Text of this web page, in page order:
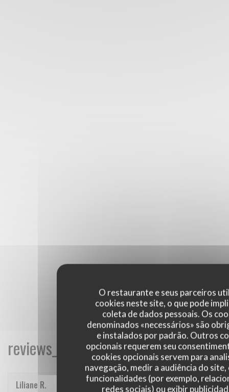
O restaurante e seus parceiros
cookies neste site, o que pode
coleta de dados pessoais. Os
denominados «necessários» são
e instalados por padrão. Outros
opcionais requerem seu
cookies opcionais servem para
navegação, medir a audiência do
funcionalidades (por exemplo,
redes sociais) ou exibir
Liliane R